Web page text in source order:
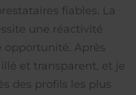
fiables. La
une réactivité
opportunité. Après
et transparent, et je
des profils les plus